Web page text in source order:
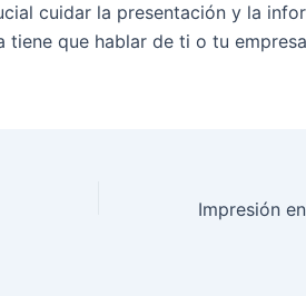
cuidar la presentación y la
tiene que hablar de ti o tu